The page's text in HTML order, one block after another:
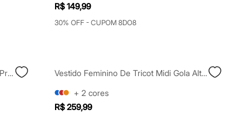
R$ 149,99
30% OFF - CUPOM 8DO8
Vestido Midi Alça Fina Feminino Com Pregas Verde
Vestido Feminino De Tricot Midi Gola Alta Preto
+ 2 cores
R$ 259,99